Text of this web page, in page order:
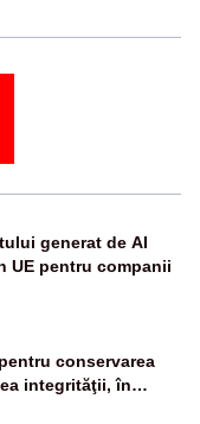
generat de AI
UE pentru companii
conservarea
integrităţii, în